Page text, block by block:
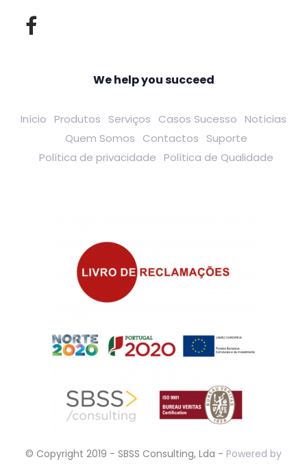
We help you succeed
Início Produtos Serviços Casos Sucesso Notícias
Quem Somos
Contactos
Suporte
Política de privacidade Política de Qualidade
© Copyright 2019 - SBSS Consulting, Lda - Powered by